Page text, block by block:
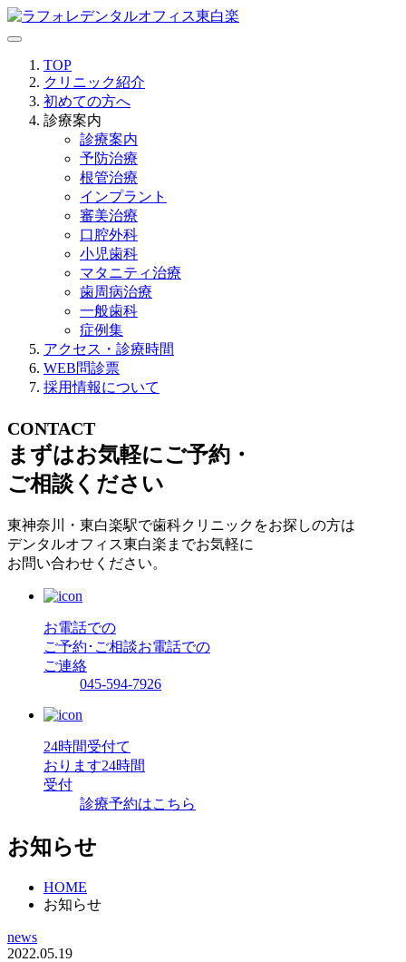
TOP
クリニック紹介
初めての方へ
診療案内
診療案内
予防治療
根管治療
インプラント
審美治療
口腔外科
小児歯科
マタニティ治療
歯周病治療
一般歯科
症例集
アクセス・診療時間
WEB問診票
採用情報について
CONTACT
まずはお気軽にご予約・
ご相談ください
東神奈川・東白楽駅で歯科クリニックをお探しの方は
デンタルオフィス東白楽までお気軽に
お問い合わせください。
お電話での
ご予約･ご相談お電話での
ご連絡
045-594-7926
24時間受付て
おります24時間
受付
診療予約はこちら
お知らせ
HOME
お知らせ
news
2022.05.19